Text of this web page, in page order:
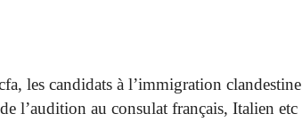
les candidats à l’immigration clandestine
l’audition au consulat français, Italien etc